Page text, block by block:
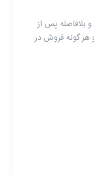
پس از
هر گونه فروش در